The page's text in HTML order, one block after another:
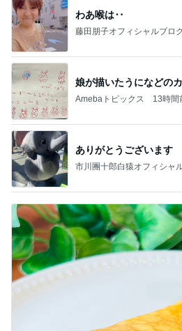
わあ喉は‥
藤田朋子オフィシャルブロ
娘が描いたうになどの
Amebaトピックス 13時間
ありがとうございます
市川團十郎白猿オフィシャ